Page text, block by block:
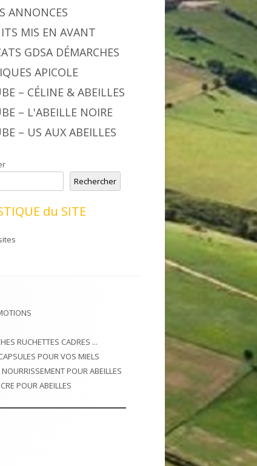
ANNONCES
MIS EN AVANT
GDSA DÉMARCHES
APICOLE
– CÉLINE & ABEILLES
– L'ABEILLE NOIRE
– US AUX ABEILLES
Rechercher
du SITE
RUCHETTES CADRES ...
POUR VOS MIELS
POUR ABEILLES
POUR ABEILLES